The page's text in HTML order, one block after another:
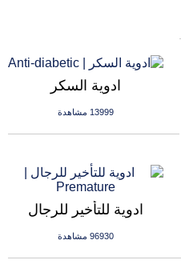
ادوية السكر
13999 مشاهدة
ادوية للتأخير للرجال
96930 مشاهدة